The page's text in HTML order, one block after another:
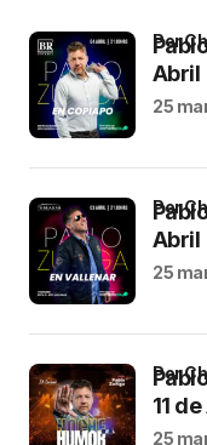
Abril
por
25
Abril
por
25
11
por
25